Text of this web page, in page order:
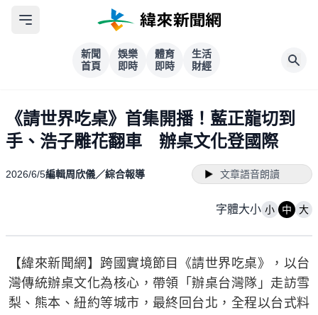
新聞
首頁
娛樂
即時
體育
即時
生活
財經
《請世界吃桌》首集開播！藍正龍切到
手、浩子雕花翻車 辦桌文化登國際
2026/6/5編輯周欣儀／綜合報導 文章語音朗讀
字體大小 小 中 大
【緯來新聞網】跨國實境節目《請世界吃桌》，以台
灣傳統辦桌文化為核心，帶領「辦桌台灣隊」走訪雪
梨、熊本、紐約等城市，最終回台北，全程以台式料